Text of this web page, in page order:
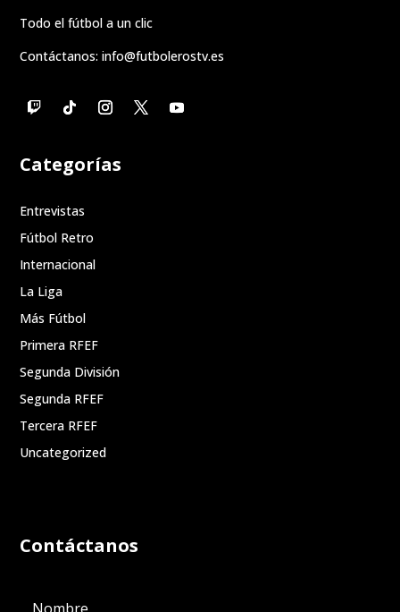
Todo el fútbol a un clic
Contáctanos:info@futbolerostv.es
Categorías
Entrevistas
Fútbol Retro
Internacional
La Liga
Más Fútbol
Primera RFEF
Segunda División
Segunda RFEF
Tercera RFEF
Uncategorized
Contáctanos